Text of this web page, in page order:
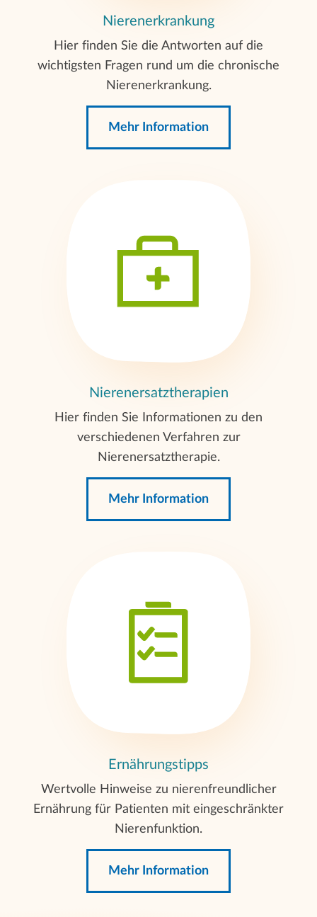
Nierenerkrankung
Hier finden Sie die Antworten auf die
wichtigsten Fragen rund um die chronische
Nierenerkrankung.
Mehr Information
Nierenersatztherapien
Hier finden Sie Informationen zu den
verschiedenen Verfahren zur
Nierenersatztherapie.
Mehr Information
Ernährungstipps
Wertvolle Hinweise zu nierenfreundlicher
Ernährung für Patienten mit eingeschränkter
Nierenfunktion.
Mehr Information